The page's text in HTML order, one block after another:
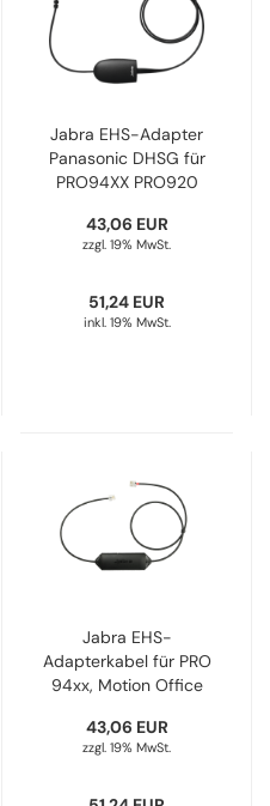
Jabra EHS-Adapter
Panasonic DHSG für
PRO94XX PRO920
43,06 EUR
zzgl. 19% MwSt.
51,24 EUR
inkl. 19% MwSt.
Jabra EHS-
Adapterkabel für PRO
94xx, Motion Office
Anschluss an Cisco IP
6945/78xx/79xx/88xx
43,06 EUR
zzgl. 19% MwSt.